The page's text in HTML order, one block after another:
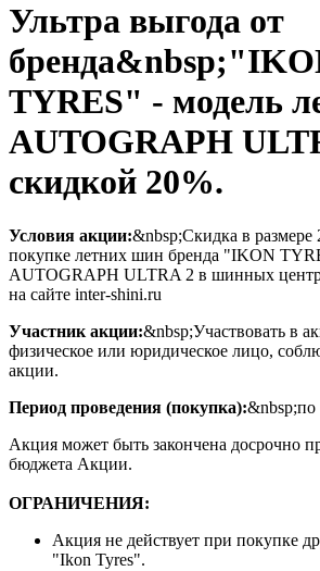
Ультра выгода от
TYRES" - модель
AUTOGRAPH
скидкой 20%.
Условия акции:&nbsp;Скидка в размере
покупке летних шин бренда "IKON
AUTOGRAPH ULTRA 2 в шинных
на сайте inter-shini.ru
Участник акции:&nbsp;Участвовать в
физическое или юридическое лицо,
акции.
Период проведения (покупка):&nbsp;по
Акция может быть закончена досрочно
бюджета Акции.
ОГРАНИЧЕНИЯ:
Акция не действует при покупке
"Ikon Tyres".